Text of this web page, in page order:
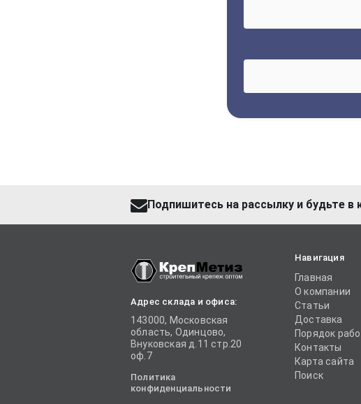
Подпишитесь на рассылку и будьте в
Адрес склада и офиса:
143000, Московская
область, Одинцово,
Внуковская д.11 стр.20
оф.7
Политика
конфиденциальности
Навигация
Главная
О компании
Статьи
Доставка
Порядок
Контакты
Карта сайта
Поиск